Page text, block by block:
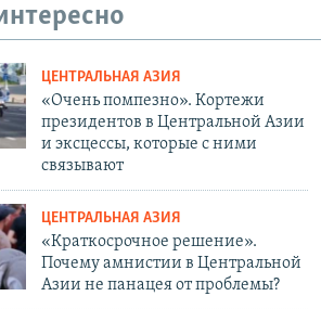
ЦЕНТРАЛЬНАЯ АЗИЯ
«Очень помпезно». Кортежи
президентов в Центральной Азии
и эксцессы, которые с ними
связывают
ЦЕНТРАЛЬНАЯ АЗИЯ
«Краткосрочное решение».
Почему амнистии в Центральной
Азии не панацея от проблемы?